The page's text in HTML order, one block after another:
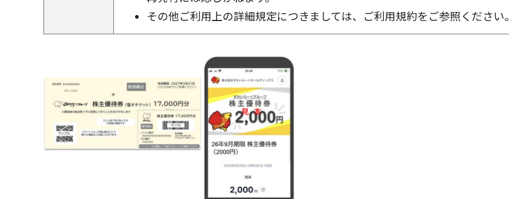
その他ご利用上の詳細規定につきましては、ご利用規約をご参照ください。